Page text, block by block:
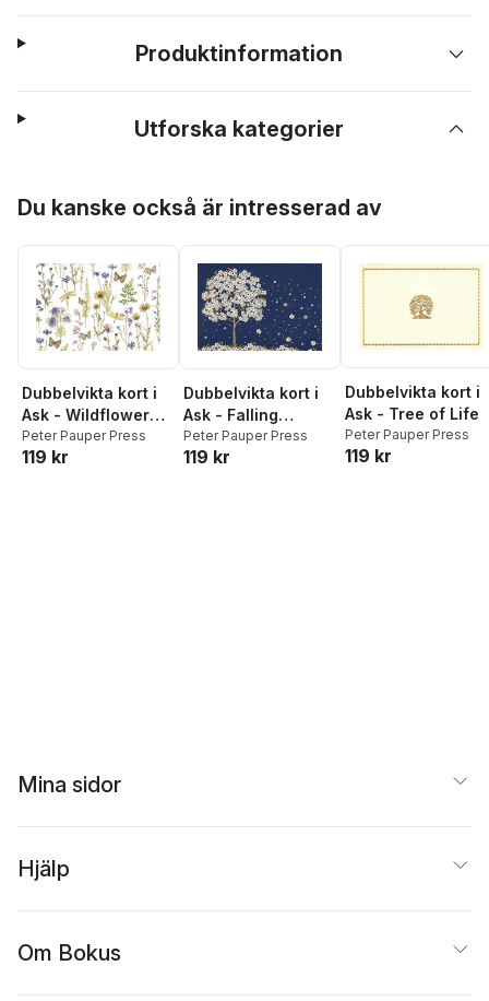
Produktinformation
Utforska kategorier
Du kanske också är intresserad av
Dubbelvikta kort i
Ask - Wildflower
Garden
Peter Pauper Press
119 kr
Dubbelvikta kort i
Ask - Falling
Blossoms
Peter Pauper Press
119 kr
Dubbelvikta kort i
Ask - Tree of Life
Peter Pauper Press
119 kr
Mina sidor
Hjälp
Om Bokus